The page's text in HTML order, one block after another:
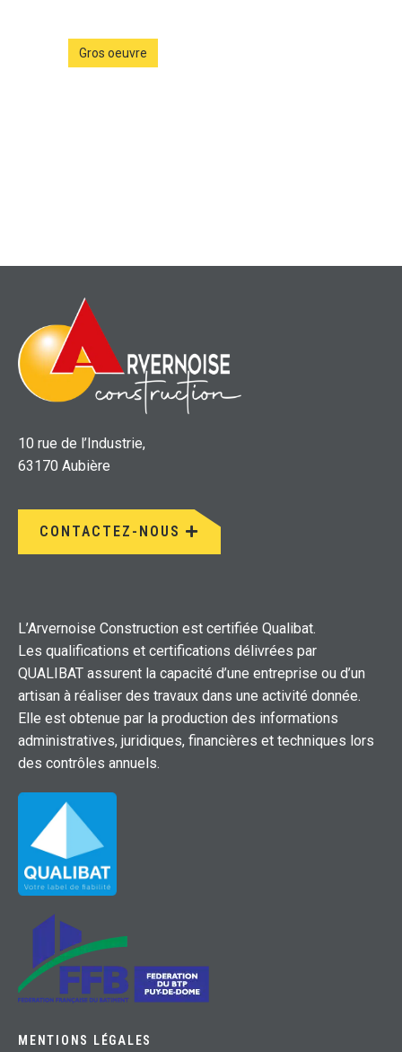
Gros oeuvre
10 rue de l’Industrie,
63170 Aubière
CONTACTEZ-NOUS
L’Arvernoise Construction est certifiée Qualibat.
Les qualifications et certifications délivrées par
QUALIBAT assurent la capacité d’une entreprise ou d’un
artisan à réaliser des travaux dans une activité donnée.
Elle est obtenue par la production des informations
administratives, juridiques, financières et techniques lors
des contrôles annuels.
MENTIONS LÉGALES